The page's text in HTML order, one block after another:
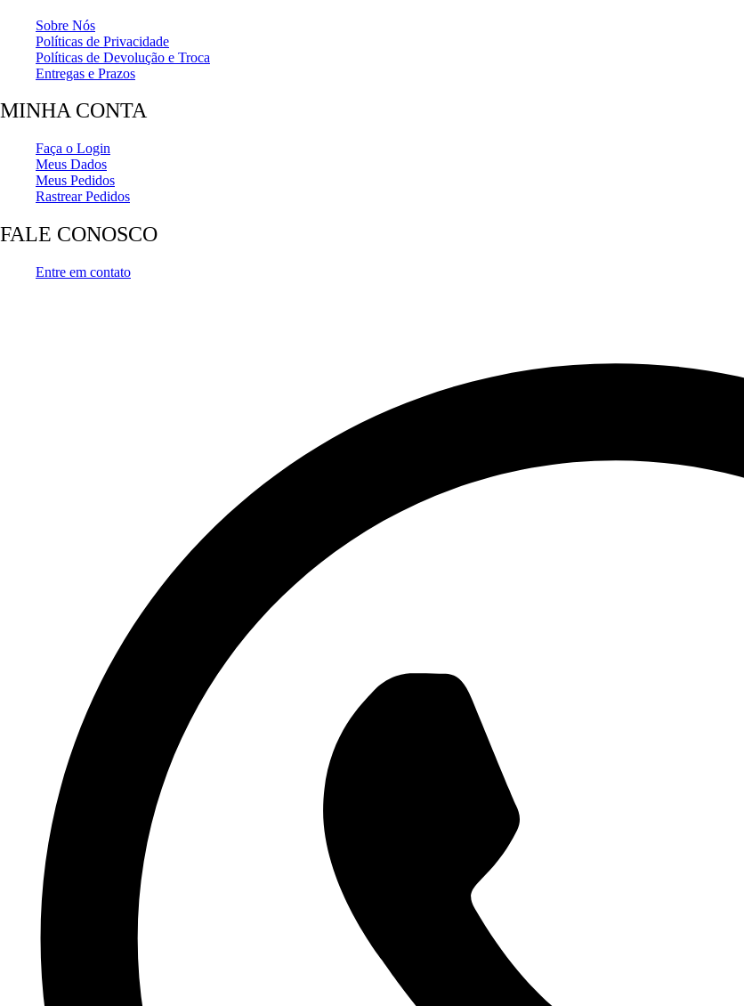
Sobre Nós
Políticas de Privacidade
Políticas de Devolução e Troca
Entregas e Prazos
MINHA CONTA
Faça o Login
Meus Dados
Meus Pedidos
Rastrear Pedidos
FALE CONOSCO
Entre em contato